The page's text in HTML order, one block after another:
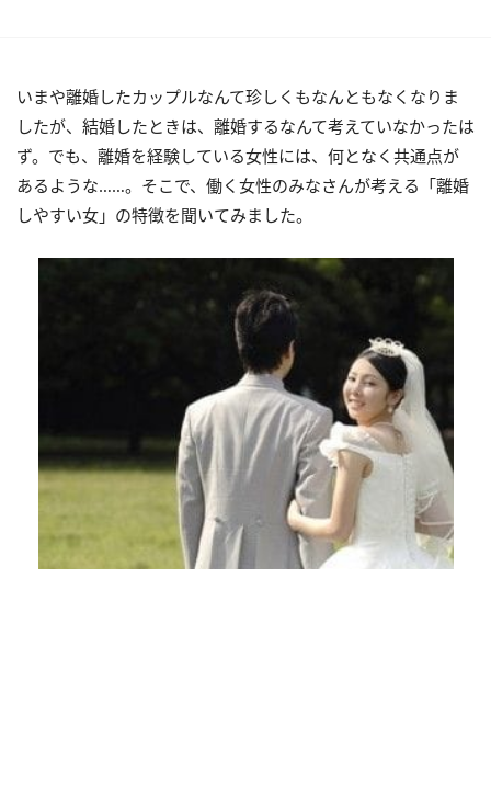
いまや離婚したカップルなんて珍しくもなんともなくなりま
したが、結婚したときは、離婚するなんて考えていなかったは
ず。でも、離婚を経験している女性には、何となく共通点が
あるような……。そこで、働く女性のみなさんが考える「離婚
しやすい女」の特徴を聞いてみました。